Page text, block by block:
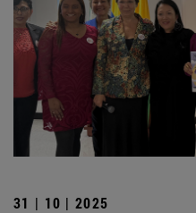
31 | 10 | 2025